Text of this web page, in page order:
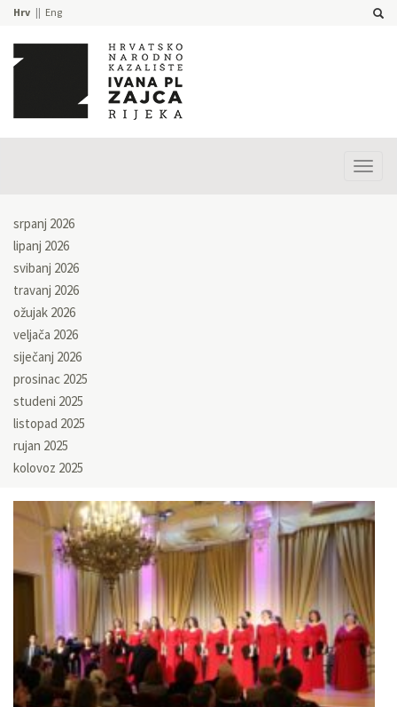
Hrv Eng
srpanj 2026
lipanj 2026
svibanj 2026
travanj 2026
ožujak 2026
veljača 2026
siječanj 2026
prosinac 2025
studeni 2025
listopad 2025
rujan 2025
kolovoz 2025